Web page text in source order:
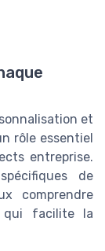
et
rôle essentiel
entreprise.
de
comprendre
qui facilite la